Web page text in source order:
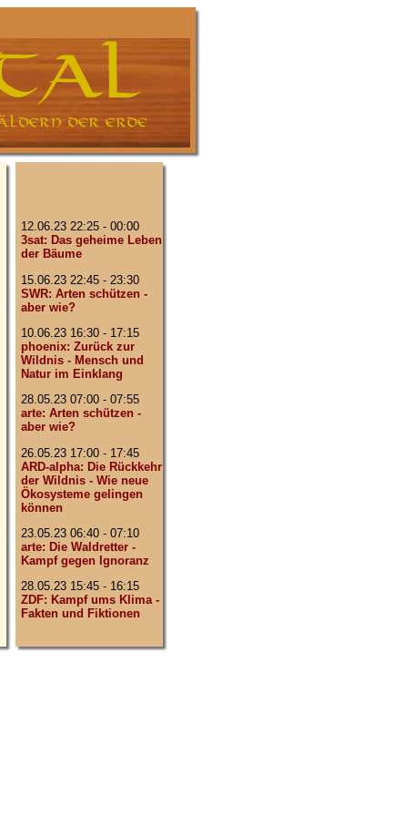
12.06.23 22:25 - 00:00
3sat: Das geheime Leben
der Bäume
15.06.23 22:45 - 23:30
SWR: Arten schützen -
aber wie?
10.06.23 16:30 - 17:15
phoenix: Zurück zur
Wildnis - Mensch und
Natur im Einklang
28.05.23 07:00 - 07:55
arte: Arten schützen -
aber wie?
26.05.23 17:00 - 17:45
ARD-alpha: Die Rückkehr
der Wildnis - Wie neue
Ökosysteme gelingen
können
23.05.23 06:40 - 07:10
arte: Die Waldretter -
Kampf gegen Ignoranz
28.05.23 15:45 - 16:15
ZDF: Kampf ums Klima -
Fakten und Fiktionen